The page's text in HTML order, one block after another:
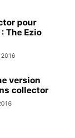
pour
The Ezio
version
collector